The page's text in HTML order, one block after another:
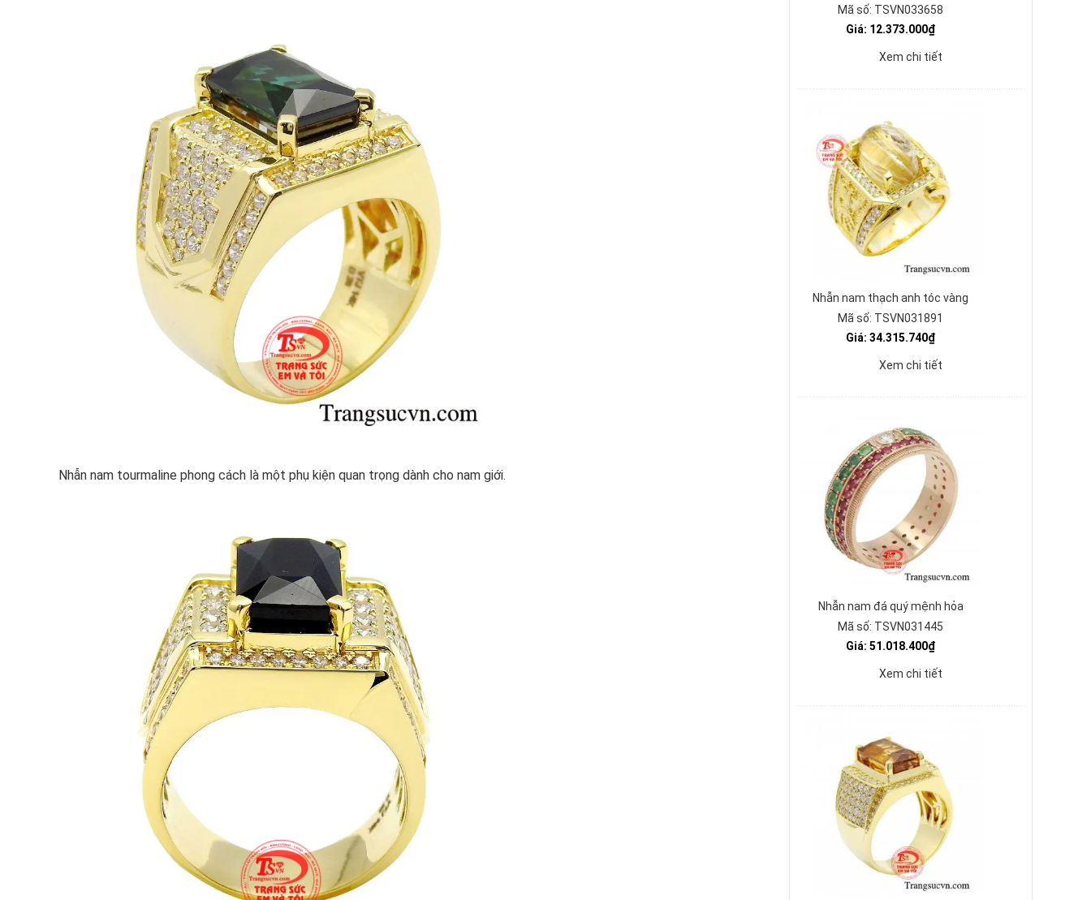
Nhẫn nam tourmaline phong cách là một phụ kiện quan trọng dành cho nam giới.
Mã số: TSVN033658
Giá: 12.373.000₫
Xem chi tiết
Nhẫn nam thạch anh tóc vàng
Mã số: TSVN031891
Giá: 34.315.740₫
Xem chi tiết
Nhẫn nam đá quý mệnh hỏa
Mã số: TSVN031445
Giá: 51.018.400₫
Xem chi tiết